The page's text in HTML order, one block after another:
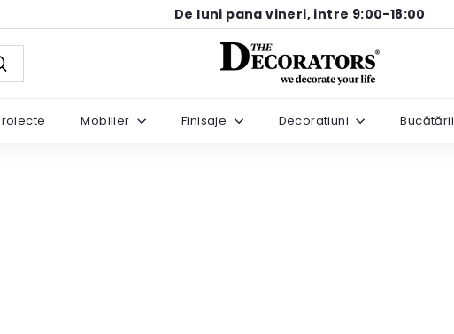
Pause
slideshow
De luni pana vineri, intre 9:00-18:00
T
h
D
Mobilier Finisaje Decoratiuni Bucătării